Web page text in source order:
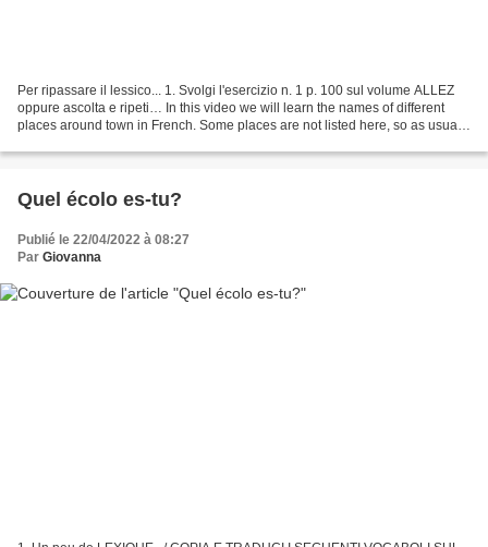
Per ripassare il lessico... 1. Svolgi l'esercizio n. 1 p. 100 sul volume ALLEZ
oppure ascolta e ripeti… In this video we will learn the names of different
places around town in French. Some places are not listed here, so as usual if
Quel écolo es-tu?
Publié le 22/04/2022 à 08:27
Par Giovanna